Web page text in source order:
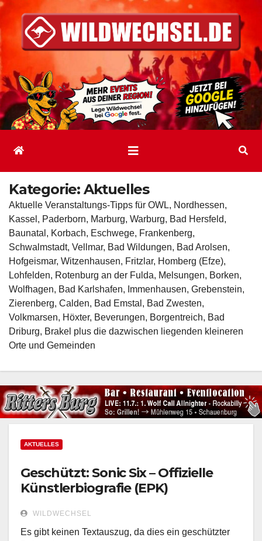
Inhalt
springen
Kategorie: Aktuelles
Aktuelle Veranstaltungs-Tipps für OWL, Nordhessen,
Kassel, Paderborn, Marburg, Warburg, Bad Hersfeld,
Baunatal, Korbach, Eschwege, Frankenberg,
Schwalmstadt, Vellmar, Bad Wildungen, Bad Arolsen,
Hofgeismar, Witzenhausen, Fritzlar, Homberg (Efze),
Lohfelden, Rotenburg an der Fulda, Melsungen, Borken,
Wolfhagen, Bad Karlshafen, Immenhausen, Grebenstein,
Zierenberg, Calden, Bad Emstal, Bad Zwesten,
Volkmarsen, Höxter, Beverungen, Borgentreich, Bad
Driburg, Brakel plus die dazwischen liegenden kleineren
Orte und Gemeinden
AKTUELLES
Geschützt: Sonic Six – Offizielle
Künstlerbiografie (EPK)
WILDWECHSEL
Es gibt keinen Textauszug, da dies ein geschützter